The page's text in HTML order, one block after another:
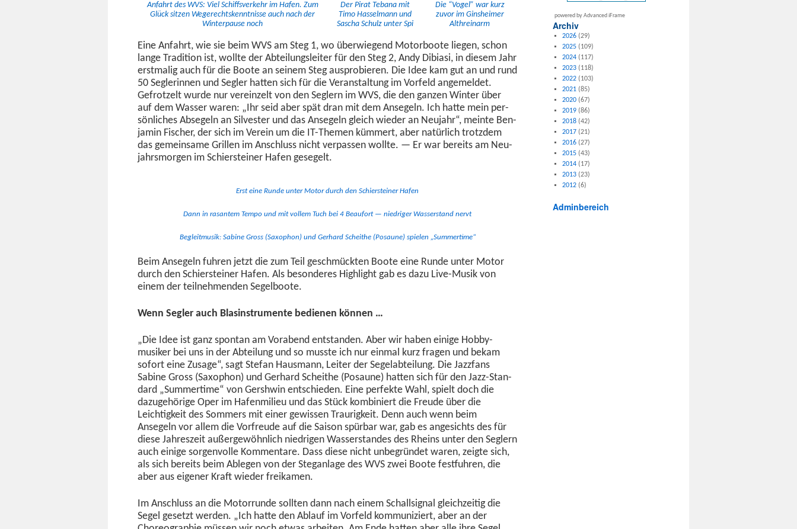
Anfahrt des WVS: Viel Schiffsverkehr im Hafen. Zum
Glück sitzen Wegerechtsken­nt­nisse auch nach der
Win­ter­pause noch
Der Pirat Tebana mit
Timo Has­sel­mann und
Sascha Schulz unter Spi
Die “Vogel” war kurz
zuvor im Gin­sheimer
Althreinarm
Eine Anfahrt, wie sie beim WVS am Steg 1, wo über­wiegend Motor­boote liegen, schon
lange Tra­di­tion ist, wollte der Abteilungsleit­er für den Steg 2, Andy Dib­i­asi, in diesem Jahr
erst­ma­lig auch für die Boote an seinem Steg aus­pro­bieren. Die Idee kam gut an und rund
50 Seg­lerin­nen und Segler hat­ten sich für die Ver­anstal­tung im Vor­feld angemeldet.
Gefrotzelt wurde nur vere­inzelt von den Seglern im WVS, die den ganzen Win­ter über
auf dem Wass­er waren: „Ihr seid aber spät dran mit dem Ansegeln. Ich hat­te mein per­
sön­lich­es Absegeln an Sil­vester und das Ansegeln gle­ich wieder an Neu­jahr“, meinte Ben­
jamin Fis­ch­er, der sich im Vere­in um die IT-The­men küm­mert, aber natür­lich trotz­dem
das gemein­same Grillen im Anschluss nicht ver­passen wollte. — Er war bere­its am Neu­
jahrsmor­gen im Schier­stein­er Hafen gesegelt.
Erst eine Runde unter Motor durch den Schier­stein­er Hafen
Dann in ras­an­tem Tem­po und mit vollem Tuch bei 4 Beau­fort — niedriger Wasser­stand nervt
Begleit­musik: Sabine Gross (Sax­ophon) und Ger­hard Schei­the (Posaune) spie­len „Sum­mer­time“
Beim Ansegeln fuhren jet­zt die zum Teil geschmück­ten Boote eine Runde unter Motor
durch den Schier­stein­er Hafen. Als beson­deres High­light gab es dazu Live-Musik von
einem der teil­nehmenden Segelboote.
Wenn Segler auch Blasin­stru­mente bedi­enen können …
„Die Idee ist ganz spon­tan am Vor­abend ent­standen. Aber wir haben einige Hob­by­
musik­er bei uns in der Abteilung und so musste ich nur ein­mal kurz fra­gen und bekam
sofort eine Zusage“, sagt Ste­fan Haus­mann, Leit­er der Sege­labteilung. Die Jaz­zfans
Sabine Gross (Sax­ophon) und Ger­hard Schei­the (Posaune) hat­ten sich für den Jazz-Stan­
dard „Sum­mer­time“ von Gersh­win entsch­ieden. Eine per­fek­te Wahl, spielt doch die
dazuge­hörige Oper im Hafen­m­i­lieu und das Stück kom­biniert die Freude über die
Leichtigkeit des Som­mers mit ein­er gewis­sen Trau­rigkeit. Denn auch wenn beim
Ansegeln vor allem die Vor­freude auf die Sai­son spür­bar war, gab es angesichts des für
diese Jahreszeit außergewöhn­lich niedri­gen Wasser­standes des Rheins unter den Seglern
auch einige sor­gen­volle Kom­mentare. Dass diese nicht unbe­grün­det waren, zeigte sich,
als sich bere­its beim Able­gen von der Ste­gan­lage des WVS zwei Boote fes­t­fuhren, die
aber aus eigen­er Kraft wieder freikamen.
Im Anschluss an die Motor­runde soll­ten dann nach einem Schallsig­nal gle­ichzeit­ig die
Segel geset­zt wer­den. „Ich hat­te den Ablauf im Vor­feld kom­mu­niziert, aber an der
powered by Advanced iFrame
Archiv
2026(29)
2025(109)
2024(117)
2023(118)
2022(103)
2021(85)
2020(67)
2019(86)
2018(42)
2017(21)
2016(27)
2015(43)
2014(17)
2013(23)
2012(6)
Adminbereich